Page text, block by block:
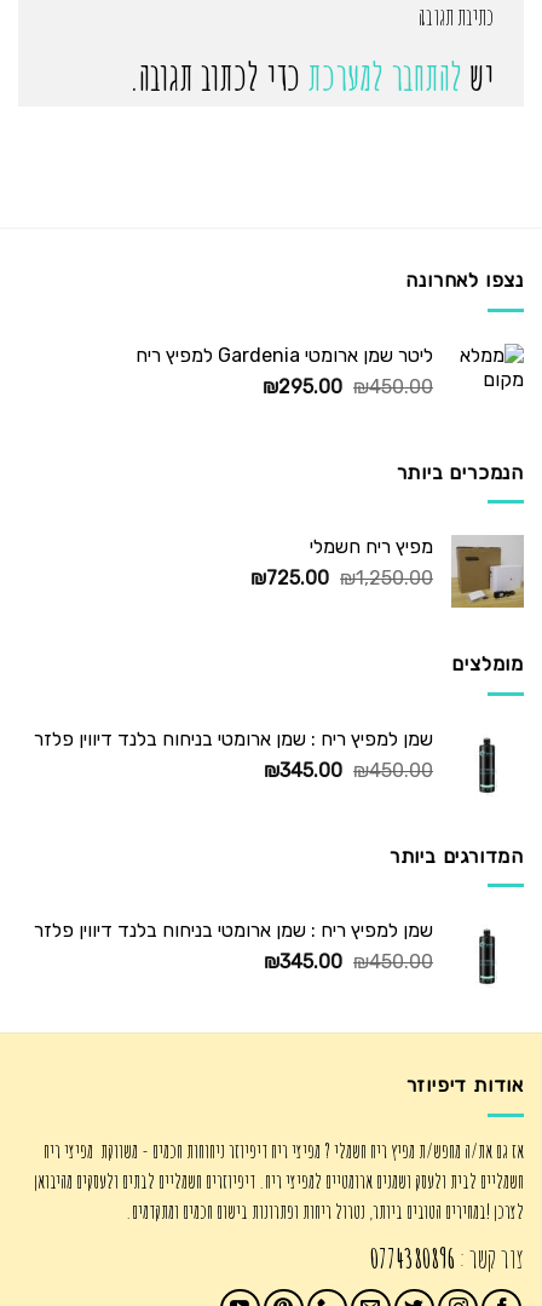
כתיבת תגובה
יש להתחבר למערכת כדי לכתוב תגובה.
נצפו לאחרונה
ליטר שמן ארומטי Gardenia למפיץ ריח
₪450.00
המחיר
₪295.00
המחיר
הנמכרים ביותר
מפיץ ריח חשמלי
₪1,250.00
המחיר
₪725.00
המחיר
מומלצים
שמן למפיץ ריח : שמן ארומטי בניחוח בלנד דיווין פלזר
₪450.00
המחיר
₪345.00
המחיר
המדורגים ביותר
שמן למפיץ ריח : שמן ארומטי בניחוח בלנד דיווין פלזר
₪450.00
המחיר
₪450.00.
₪345.00
המחיר
₪345.00.
אודות דיפיוזר
אז גם את/ה מחפש/ת מפיץ ריח חשמלי ? מפיצי ריח דיפיוזר ניחוחות חכמים - משווקת מפיצי ריח
חשמליים לבית ולעסק ושמנים ארומטיים למפיצי ריח. דיפיוזרים חשמליים לבתים ולעסקים מהיבואן
לצרכן !במחירים הטובים ביותר, נטרול ריחות ופתרונות בישום חכמים ומתקדמים.
צור קשר : 0774380896